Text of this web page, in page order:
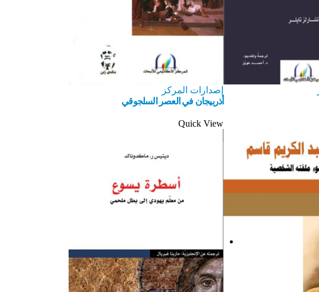
إصدارات المركز
أذربيجان في العصر السلجوقي
Quick View